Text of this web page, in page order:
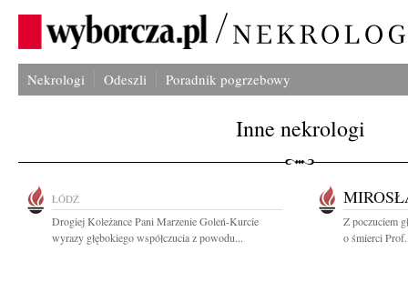
Nekrologi Odeszli Poradnik pogrzebowy
Inne nekrologi
ŁÓDŹ
Drogiej Koleżance Pani Marzenie Goleń-Kurcie
wyrazy głębokiego współczucia z powodu...
Z poczuciem
o śmierci